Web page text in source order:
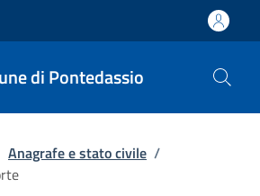
di Pontedassio
Anagrafe e stato civile /